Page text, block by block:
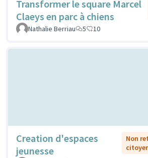
Transformer le square Marcel
Claeys en parc à chiens
Nathalie Berriau
5 10
Creation d'espaces
jeunesse
Non